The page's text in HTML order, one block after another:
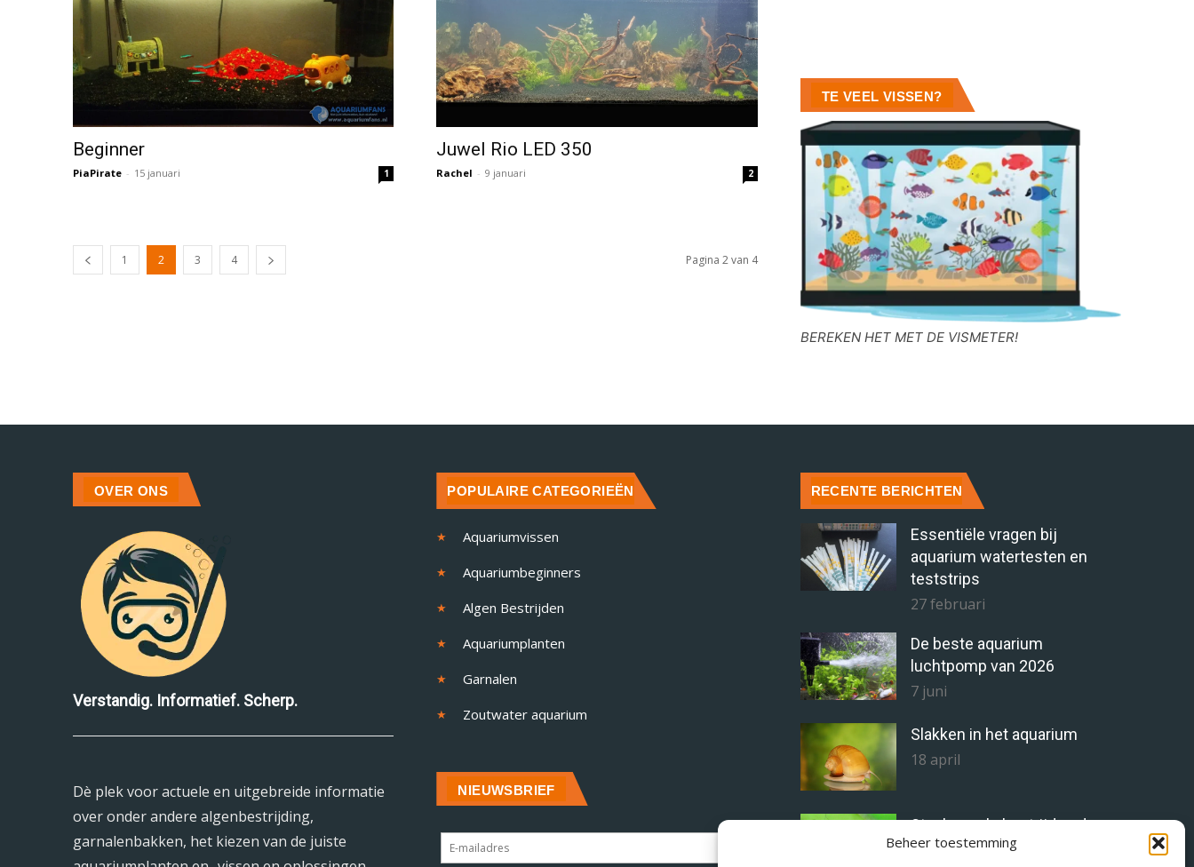
Beheer toestemming
Beginner
PiaPirate - 15 januari 1
Juwel Rio LED 350
Rachel - 9 januari 2
1 2 3 4 Pagina 2 van 4
TE VEEL VISSEN?
BEREKEN HET MET DE VISMETER!
OVER ONS
Verstandig. Informatief. Scherp.
Dè plek voor actuele en uitgebreide informatie
over onder andere algenbestrijding,
garnalenbakken, het kiezen van de juiste
POPULAIRE CATEGORIEËN
Aquariumvissen
Aquariumbeginners
Algen Bestrijden
Aquariumplanten
Garnalen
Zoutwater aquarium
NIEUWSBRIEF
RECENTE BERICHTEN
Essentiële vragen bij
aquarium watertesten en
teststrips
27 februari
De beste aquarium
luchtpomp van 2026
7 juni
Slakken in het aquarium
18 april
Staghorn alg bestrijden doe
je zo!